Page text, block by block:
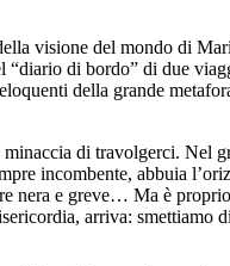
visione del mondo di
“diario di bordo” di due
della grande
minaccia di travolgerci. Nel
incombente, abbuia
nera e greve… Ma è
arriva: smettiamo